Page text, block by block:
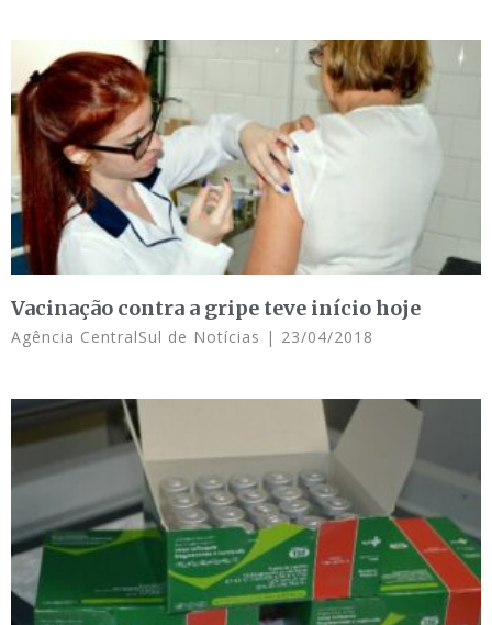
Vacinação contra a gripe teve início hoje
Agência CentralSul de Notícias 23/04/2018